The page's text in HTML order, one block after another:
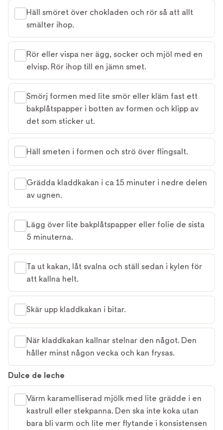
Häll smöret över chokladen och rör så att allt
smälter ihop.
Rör eller vispa ner ägg, socker och mjöl med en
elvisp. Rör ihop till en jämn smet.
Smörj formen med lite smör eller kläm fast ett
bakplåtspapper i botten av formen och klipp av
det som sticker ut.
Häll smeten i formen och strö över flingsalt.
Grädda kladdkakan i ca 15 minuter i nedre delen
av ugnen.
Lägg över lite bakplåtspapper eller folie de sista
5 minuterna.
Ta ut kakan, låt svalna och ställ sedan i kylen för
att kallna helt.
Skär upp kladdkakan i bitar.
När kladdkakan kallnar stelnar den något. Den
håller minst någon vecka och kan frysas.
Dulce de leche
Värm karamelliserad mjölk med lite grädde i en
kastrull eller stekpanna. Den ska inte koka utan
bara bli varm och lite mer flytande i konsistensen